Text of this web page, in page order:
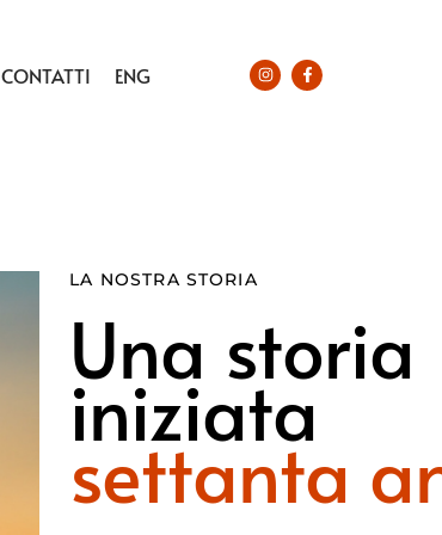
CONTATTI ENG
LA NOSTRA STORIA
Una storia
iniziata
settanta